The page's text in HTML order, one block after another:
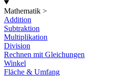
Mathematik >
Addition
Subtraktion
Multiplikation
Division
Rechnen mit Gleichungen
Winkel
Fläche & Umfang